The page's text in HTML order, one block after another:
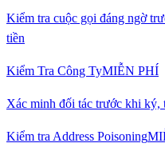
Kiểm tra cuộc gọi đáng ngờ
tiền
Kiểm Tra Công TyMIỄN PHÍ
Xác minh đối tác trước khi ký,
Kiểm tra Address Poisoning